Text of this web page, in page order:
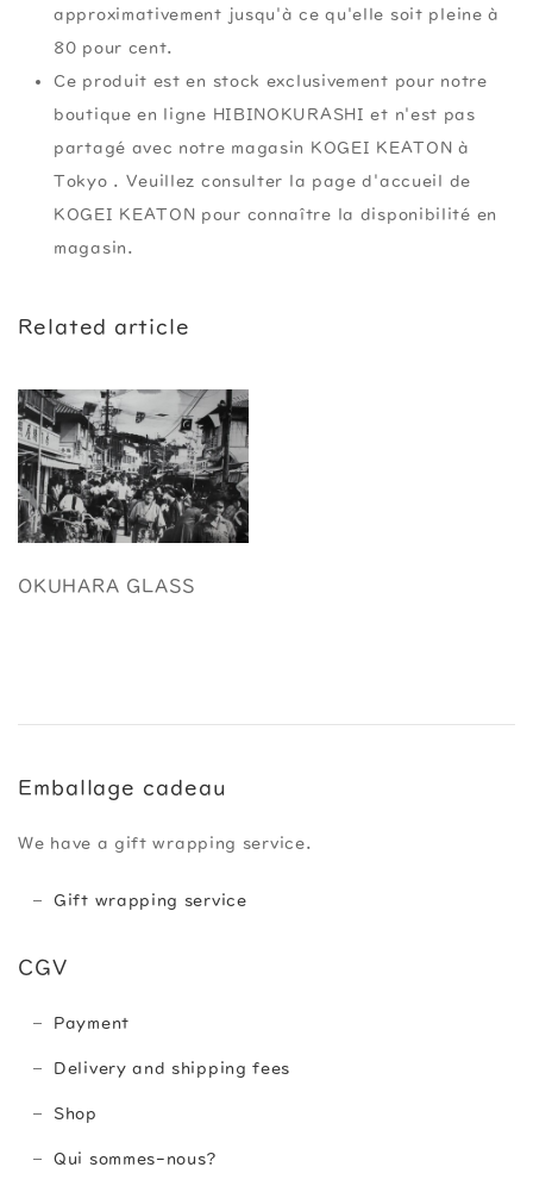
approximativement jusqu'à ce qu'elle soit pleine à
80 pour cent.
Ce produit est en stock exclusivement pour notre
boutique en ligne HIBINOKURASHI et n'est pas
partagé avec notre magasin KOGEI KEATON à
Tokyo . Veuillez consulter la page d'accueil de
KOGEI KEATON pour connaître la disponibilité en
magasin.
Related article
OKUHARA GLASS
Emballage cadeau
We have a gift wrapping service.
Gift wrapping service
CGV
Payment
Delivery and shipping fees
Shop
Qui sommes-nous?